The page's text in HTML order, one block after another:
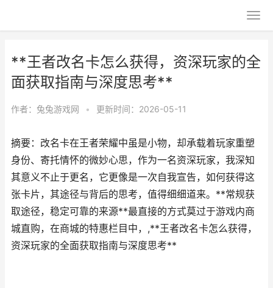
**王者改名卡怎么获得，资深玩家的全
面获取指南与深度思考**
作者： 兔兔游戏网 • 更新时间：2026-05-11
摘要：改名卡在王者荣耀中虽是小物，却承载着玩家重塑
身份、寄托情怀的微妙心思，作为一名资深玩家，我深知
其意义不止于更名，它更像是一次自我宣告，如何获得这
张卡片，其途径与背后的思考，值得细细道来。**常规获
取途径，稳定可靠的来源**最直接的方式莫过于游戏内商
城直购，在商城的特惠栏目中，,**王者改名卡怎么获得，
资深玩家的全面获取指南与深度思考**